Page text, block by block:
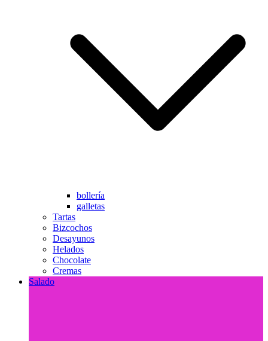
bollería
galletas
Tartas
Bizcochos
Desayunos
Helados
Chocolate
Cremas
Salado